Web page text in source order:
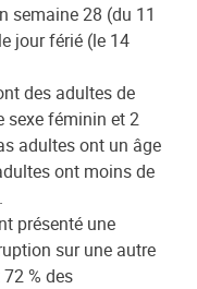
semaine 28 (du 11
jour férié (le 14
des adultes de
sexe féminin et 2
adultes ont un âge
ont moins de
présenté une
sur une autre
% des